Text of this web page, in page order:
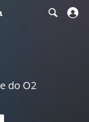
do O2